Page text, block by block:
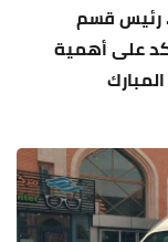
رئيس قسم
على أهمية